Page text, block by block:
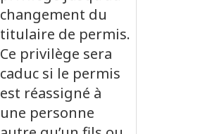
changement du
titulaire de permis.
Ce privilège sera
caduc si le permis
est réassigné à
une personne